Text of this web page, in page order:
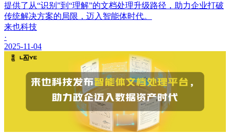
提供了从“识别”到“理解”的文档处理升级路径，助力企业打破
传统解决方案的局限，迈入智能体时代。
来也科技
·
2025-11-04